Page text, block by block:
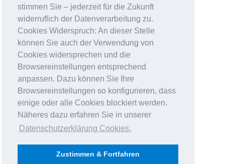
stimmen Sie – jederzeit für die Zukunft
widerruflich der Datenverarbeitung zu.
Cookies Widerspruch: An dieser Stelle
können Sie auch der Verwendung von
Cookies widersprechen und die
Browsereinstellungen entsprechend
anpassen. Dazu können Sie Ihre
Browsereinstellungen so konfigurieren, dass
einige oder alle Cookies blockiert werden.
Näheres dazu erfahren Sie in unserer
Datenschutzerklärung Cookies.
Zustimmen & Fortfahren